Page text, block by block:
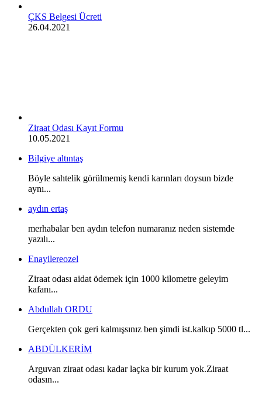
ÇKS Belgesi Ücreti
26.04.2021
Ziraat Odası Kayıt Formu
10.05.2021
Bilgiye altıntaş
Böyle sahtelik görülmemiş kendi karınları doysun bizde
aynı...
aydın ertaş
merhabalar ben aydın telefon numaranız neden sistemde
yazılı...
Enayilereozel
Ziraat odası aidat ödemek için 1000 kilometre geleyim
kafanı...
Abdullah ORDU
Gerçekten çok geri kalmışsınız ben şimdi ist.kalkıp 5000 tl...
ABDÜLKERİM
Arguvan ziraat odası kadar laçka bir kurum yok.Ziraat
odasın...